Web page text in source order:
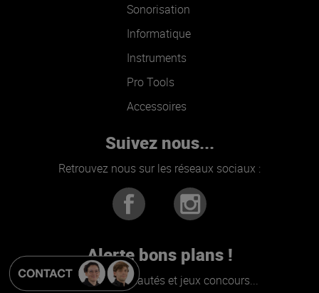
Sonorisation
Informatique
Instruments
Pro Tools
Accessoires
Suivez nous...
Retrouvez nous sur les réseaux sociaux :
Alerte bons plans !
Promos, Nouveautés et jeux concours...